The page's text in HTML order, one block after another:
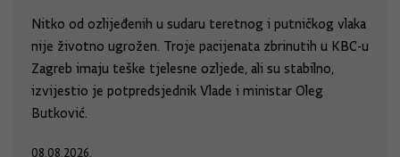
Nitko od ozlijeđenih u sudaru teretnog i putničkog vlaka
nije životno ugrožen. Troje pacijenata zbrinutih u KBC-u
Zagreb imaju teške tjelesne ozljede, ali su stabilno,
izvijestio je potpredsjednik Vlade i ministar Oleg
Butković.
08.08.2026.